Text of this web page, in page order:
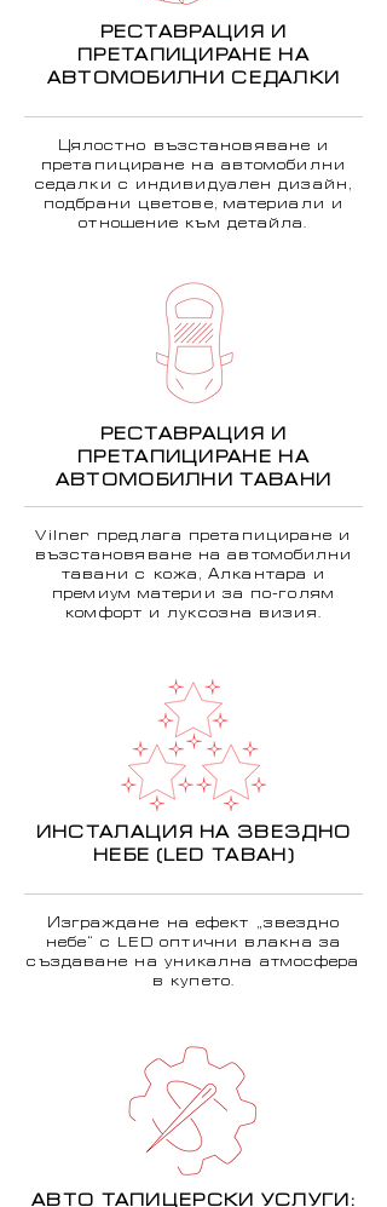
РЕСТАВРАЦИЯ И
ПРЕТАПИЦИРАНЕ НА
АВТОМОБИЛНИ СЕДАЛКИ
Цялостно възстановяване и
претапициране на автомобилни
седалки с индивидуален дизайн,
подбрани цветове, материали и
отношение към детайла.
РЕСТАВРАЦИЯ И
ПРЕТАПИЦИРАНЕ НА
АВТОМОБИЛНИ ТАВАНИ
Vilner предлага претапициране и
възстановяване на автомобилни
тавани с кожа, Алкантара и
премиум материи за по-голям
комфорт и луксозна визия.
ИНСТАЛАЦИЯ НА ЗВЕЗДНО
НЕБЕ (LED ТАВАН)
Изграждане на ефект „звездно
небе“ с LED оптични влакна за
създаване на уникална атмосфера
в купето.
АВТО ТАПИЦЕРСКИ УСЛУГИ: